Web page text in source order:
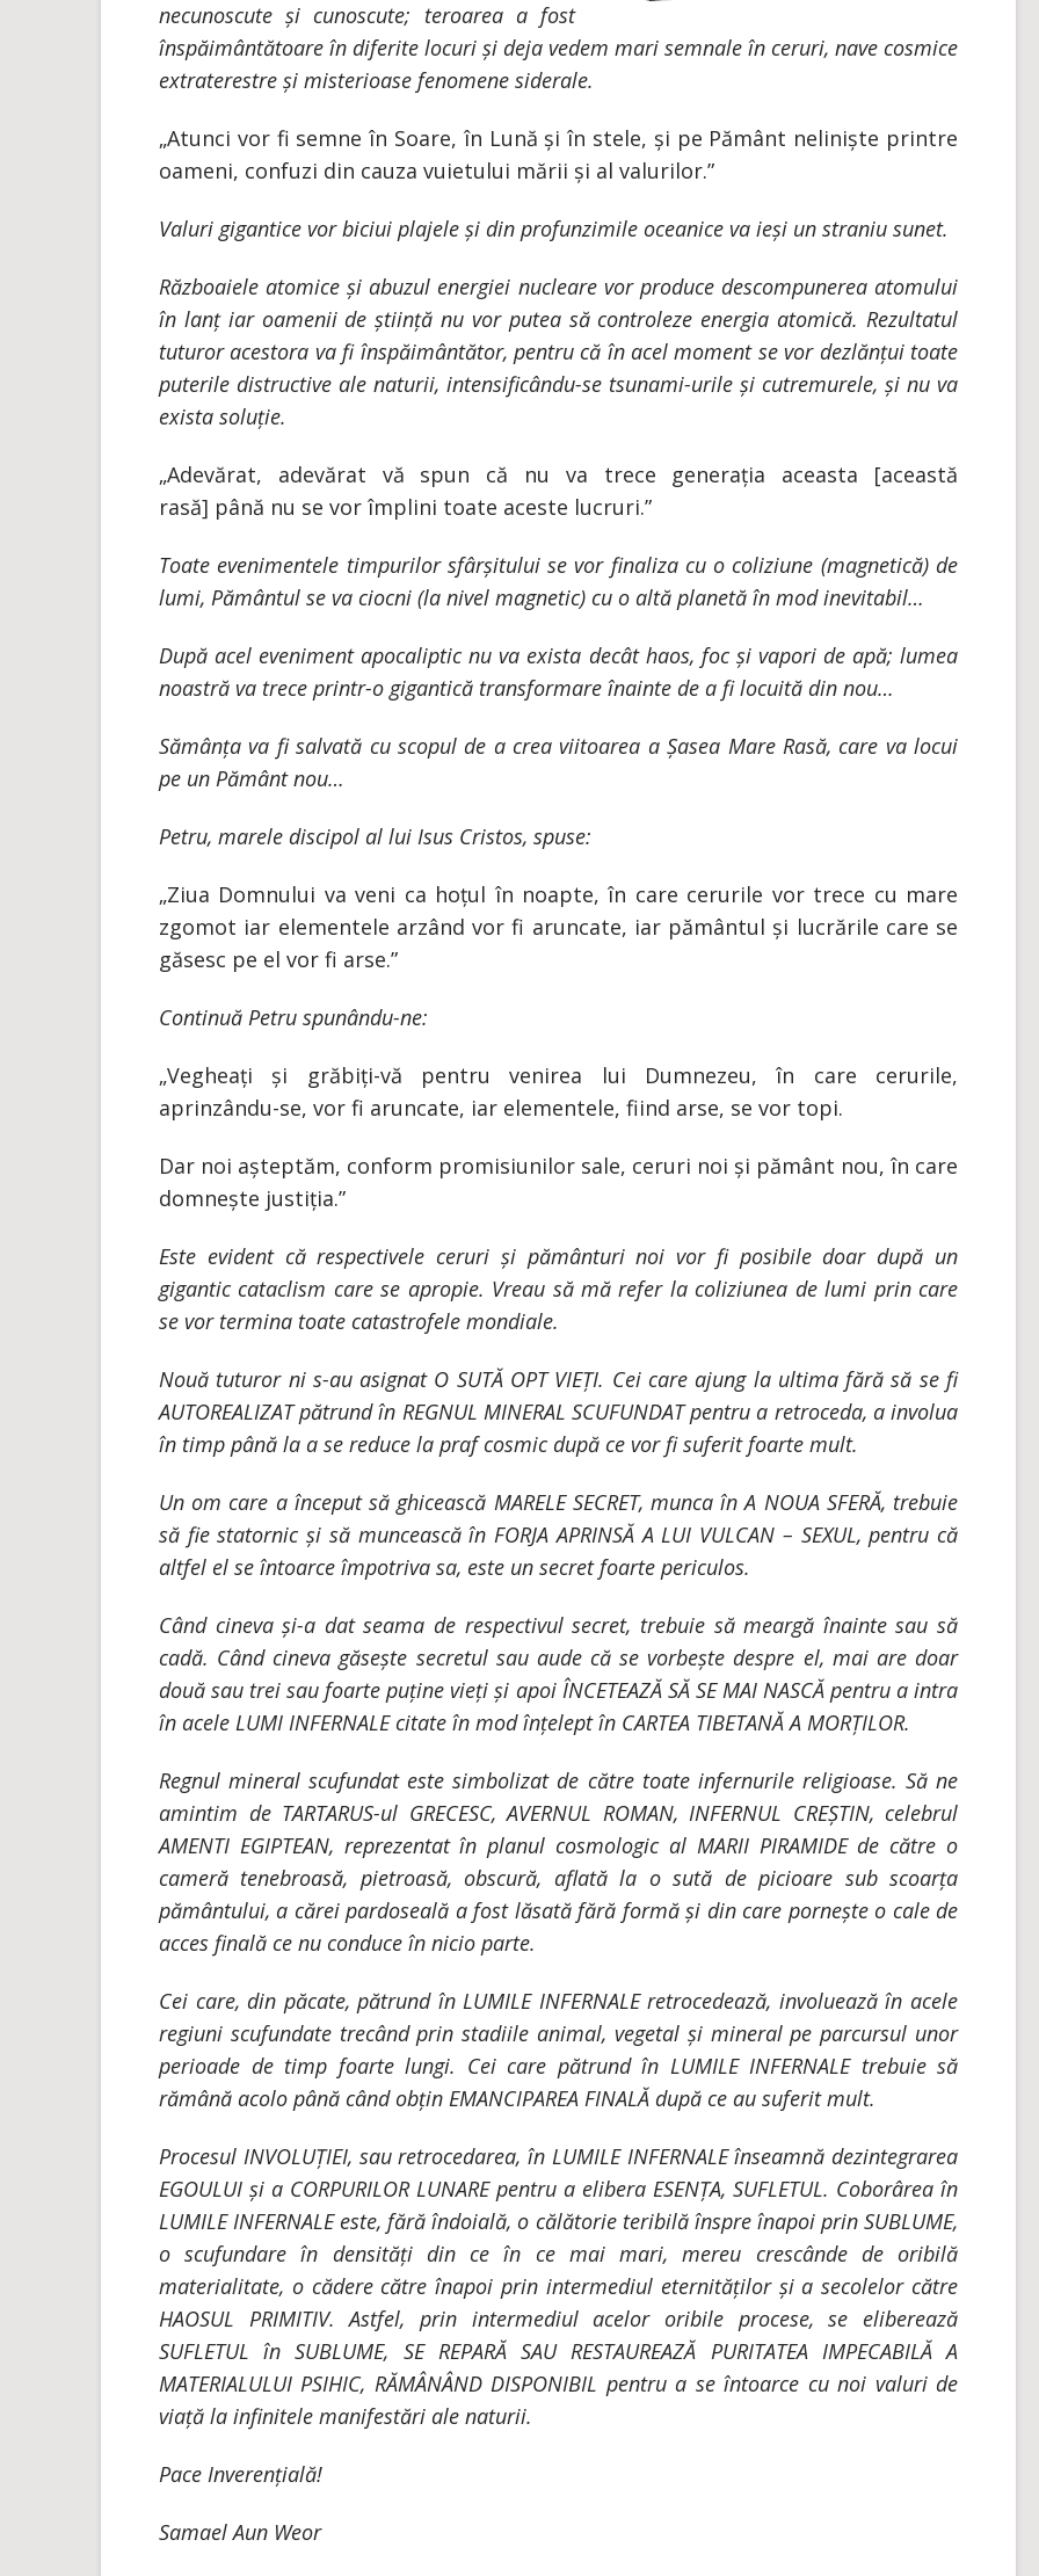
necunoscute și cunoscute; teroarea a fost
înspăimântătoare în diferite locuri și deja vedem mari semnale în ceruri, nave cosmice
extraterestre și misterioase fenomene siderale.
„Atunci vor fi semne în Soare, în Lună și în stele, și pe Pământ neliniște printre
oameni, confuzi din cauza vuietului mării și al valurilor.”
Valuri gigantice vor biciui plajele și din profunzimile oceanice va ieși un straniu sunet.
Războaiele atomice și abuzul energiei nucleare vor produce descompunerea atomului
în lanț iar oamenii de știință nu vor putea să controleze energia atomică. Rezultatul
tuturor acestora va fi înspăimântător, pentru că în acel moment se vor dezlănțui toate
puterile distructive ale naturii, intensificându-se tsunami-urile și cutremurele, și nu va
exista soluție.
„Adevărat, adevărat vă spun că nu va trece generația aceasta [această
rasă] până nu se vor împlini toate aceste lucruri.”
Toate evenimentele timpurilor sfârșitului se vor finaliza cu o coliziune (magnetică) de
lumi, Pământul se va ciocni (la nivel magnetic) cu o altă planetă în mod inevitabil…
După acel eveniment apocaliptic nu va exista decât haos, foc și vapori de apă; lumea
noastră va trece printr-o gigantică transformare înainte de a fi locuită din nou…
Sămânța va fi salvată cu scopul de a crea viitoarea a Șasea Mare Rasă, care va locui
pe un Pământ nou…
Petru, marele discipol al lui Isus Cristos, spuse:
„Ziua Domnului va veni ca hoțul în noapte, în care cerurile vor trece cu mare
zgomot iar elementele arzând vor fi aruncate, iar pământul și lucrările care se
găsesc pe el vor fi arse.”
Continuă Petru spunându-ne:
„Vegheați și grăbiți-vă pentru venirea lui Dumnezeu, în care cerurile,
aprinzându-se, vor fi aruncate, iar elementele, fiind arse, se vor topi.
Dar noi așteptăm, conform promisiunilor sale, ceruri noi și pământ nou, în care
domnește justiția.”
Este evident că respectivele ceruri și pământuri noi vor fi posibile doar după un
gigantic cataclism care se apropie. Vreau să mă refer la coliziunea de lumi prin care
se vor termina toate catastrofele mondiale.
Nouă tuturor ni s-au asignat O SUTĂ OPT VIEȚI. Cei care ajung la ultima fără să se fi
AUTOREALIZAT pătrund în REGNUL MINERAL SCUFUNDAT pentru a retroceda, a involua
în timp până la a se reduce la praf cosmic după ce vor fi suferit foarte mult.
Un om care a început să ghicească MARELE SECRET, munca în A NOUA SFERĂ, trebuie
să fie statornic și să muncească în FORJA APRINSĂ A LUI VULCAN – SEXUL, pentru că
altfel el se întoarce împotriva sa, este un secret foarte periculos.
Când cineva și-a dat seama de respectivul secret, trebuie să meargă înainte sau să
cadă. Când cineva găsește secretul sau aude că se vorbește despre el, mai are doar
două sau trei sau foarte puține vieți și apoi ÎNCETEAZĂ SĂ SE MAI NASCĂ pentru a intra
în acele LUMI INFERNALE citate în mod înțelept în CARTEA TIBETANĂ A MORȚILOR.
Regnul mineral scufundat este simbolizat de către toate infernurile religioase. Să ne
amintim de TARTARUS-ul GRECESC, AVERNUL ROMAN, INFERNUL CREȘTIN, celebrul
AMENTI EGIPTEAN, reprezentat în planul cosmologic al MARII PIRAMIDE de către o
cameră tenebroasă, pietroasă, obscură, aflată la o sută de picioare sub scoarța
pământului, a cărei pardoseală a fost lăsată fără formă și din care pornește o cale de
acces finală ce nu conduce în nicio parte.
Cei care, din păcate, pătrund în LUMILE INFERNALE retrocedează, involuează în acele
regiuni scufundate trecând prin stadiile animal, vegetal și mineral pe parcursul unor
perioade de timp foarte lungi. Cei care pătrund în LUMILE INFERNALE trebuie să
rămână acolo până când obțin EMANCIPAREA FINALĂ după ce au suferit mult.
Procesul INVOLUȚIEI, sau retrocedarea, în LUMILE INFERNALE înseamnă dezintegrarea
EGOULUI și a CORPURILOR LUNARE pentru a elibera ESENȚA, SUFLETUL. Coborârea în
LUMILE INFERNALE este, fără îndoială, o călătorie teribilă înspre înapoi prin SUBLUME,
o scufundare în densități din ce în ce mai mari, mereu crescânde de oribilă
materialitate, o cădere către înapoi prin intermediul eternităților și a secolelor către
HAOSUL PRIMITIV. Astfel, prin intermediul acelor oribile procese, se eliberează
SUFLETUL în SUBLUME, SE REPARĂ SAU RESTAUREAZĂ PURITATEA IMPECABILĂ A
MATERIALULUI PSIHIC, RĂMÂNÂND DISPONIBIL pentru a se întoarce cu noi valuri de
viață la infinitele manifestări ale naturii.
Pace Inverențială!
Samael Aun Weor